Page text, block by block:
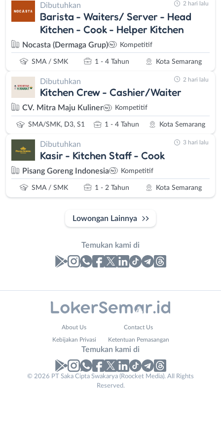
Dibutuhkan
Barista - Waiters/ Server - Head
Kitchen - Cook - Helper Kitchen
Nocasta (Dermaga Grup) Kompetitif
SMA / SMK 1 - 4 Tahun Kota Semarang
2 hari lalu
Dibutuhkan
Kitchen Crew - Cashier/Waiter
CV. Mitra Maju Kuliner Kompetitif
SMA/SMK, D3, S1 1 - 4 Tahun Kota Semarang
2 hari lalu
Dibutuhkan
Kasir - Kitchen Staff - Cook
Pisang Goreng Indonesia Kompetitif
SMA / SMK 1 - 2 Tahun Kota Semarang
3 hari lalu
Lowongan Lainnya
Temukan kami di
No. Telp /
About Us Contact Us
Kebijakan Privasi Ketentuan Pemasangan
Temukan kami di
© 2026 PT Saka Cipta Swakarya (Roocket Media). All Rights
Reserved.